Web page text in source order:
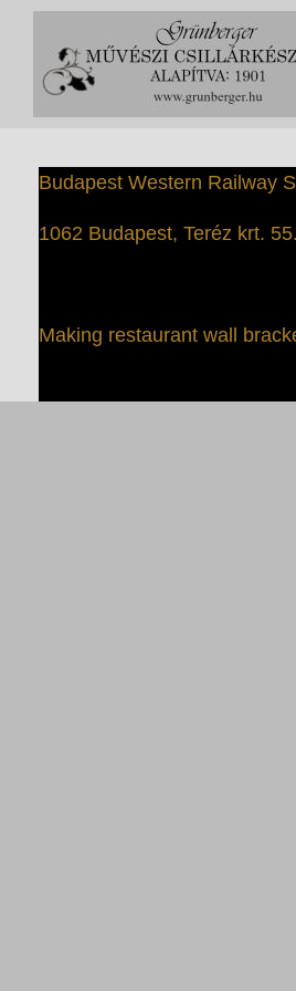
Budapest Western Railway
1062 Budapest, Teréz krt. 55.
Making restaurant wall